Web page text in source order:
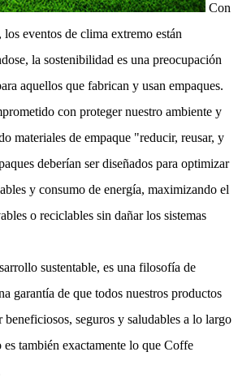
Con
eventos de clima extremo están
la sostenibilidad es una preocupación
aquellos que fabrican y usan empaques.
con proteger nuestro ambiente y
materiales de empaque "reducir, reusar, y
deberían ser diseñados para optimizar
y consumo de energía, maximizando el
o reciclables sin dañar los sistemas
sustentable, es una filosofía de
garantía de que todos nuestros productos
beneficiosos, seguros y saludables a lo largo
también exactamente lo que Coffe